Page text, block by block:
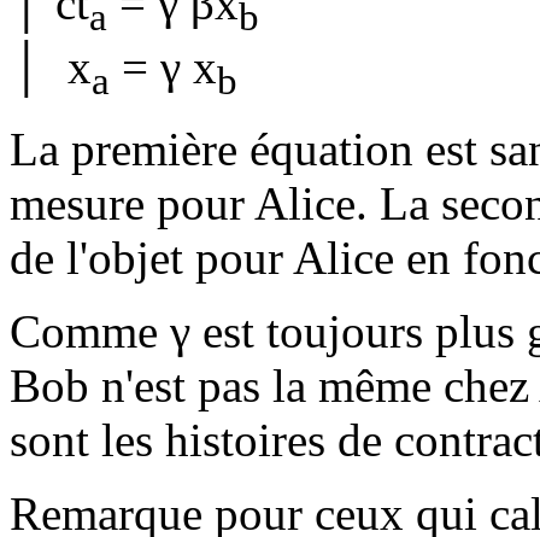
a b
│ xa = γ xb
La première équation est
mesure pour Alice. La
de l'objet pour Alice en
Comme γ est toujours plus
Bob n'est pas la même
sont les histoires de
Remarque pour ceux qui